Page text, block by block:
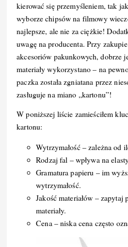
kierować się przemyśleniem, tak
wyborze chipsów na filmowy
najlepsze, ale nie za ciężkie!
uwagę na producenta. Przy
akcesoriów pakunkowych, dobrze
materiały wykorzystano – na
paczka została zgniatana przez
zasługuje na miano „kartonu”!
W poniższej liście zamieściłem
kartonu:
Wytrzymałość – zależna od
Rodzaj fal – wpływa na
Gramatura papieru – im
wytrzymałość.
Jakość materiałów – zapytaj
materiały.
Cena – niska cena często